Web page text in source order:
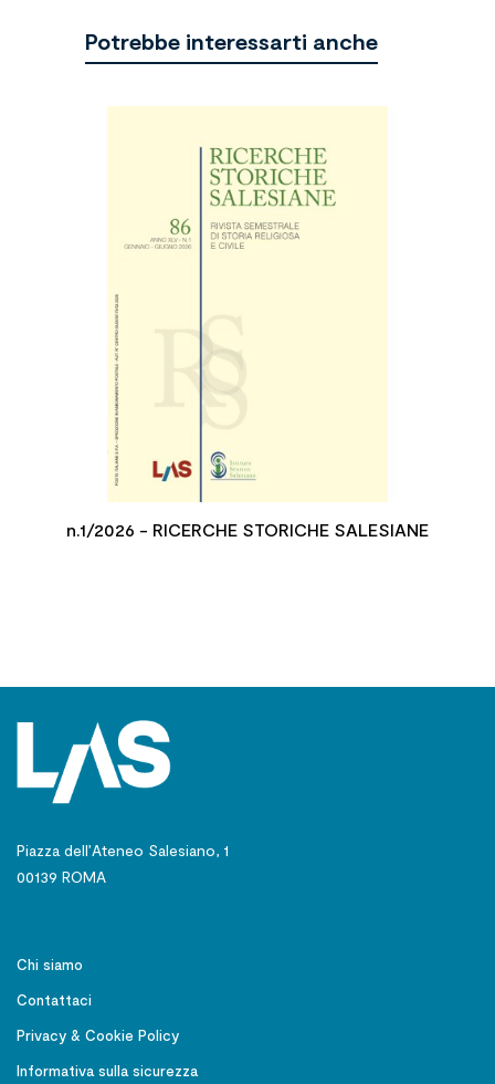
Potrebbe interessarti anche
n.1/2026 - RICERCHE STORICHE SALESIANE
Piazza dell’Ateneo Salesiano, 1
00139 ROMA
Chi siamo
Contattaci
Privacy & Cookie Policy
Informativa sulla sicurezza